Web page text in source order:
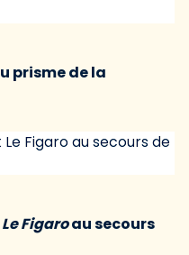
prisme de la
Le Figaroau secours